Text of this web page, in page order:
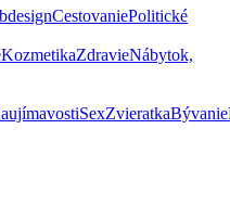
CestovaniePolitické
KozmetikaZdravieNábytok,
SexZvieratkaBývanie